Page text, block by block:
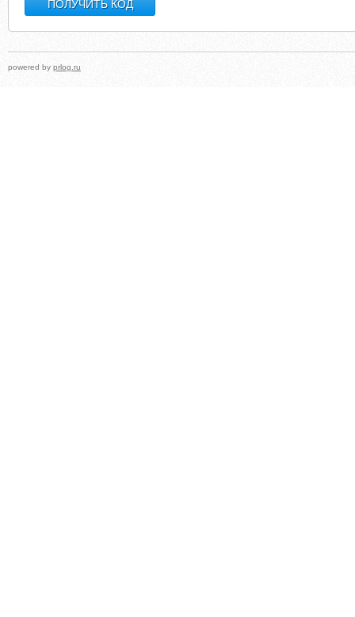
powered by prlog.ru